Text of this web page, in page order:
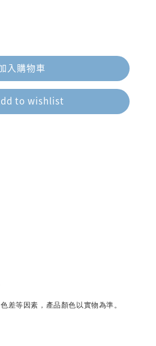
入購物車
to wishlist
差等因素，產品顏色以實物為準。